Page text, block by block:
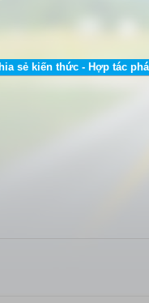
sẻ kiến thức - Hợp tác